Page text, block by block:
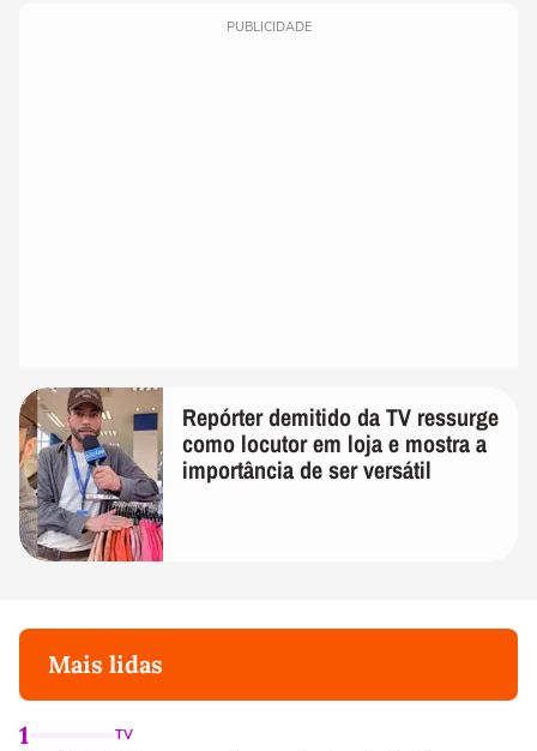
PUBLICIDADE
Repórter demitido da TV ressurge
como locutor em loja e mostra a
importância de ser versátil
Mais lidas
1 TV